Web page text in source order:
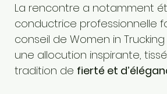
La rencontre a notamment
conductrice professionnelle
conseil de Women in
une allocution inspirante,
tradition de fierté et